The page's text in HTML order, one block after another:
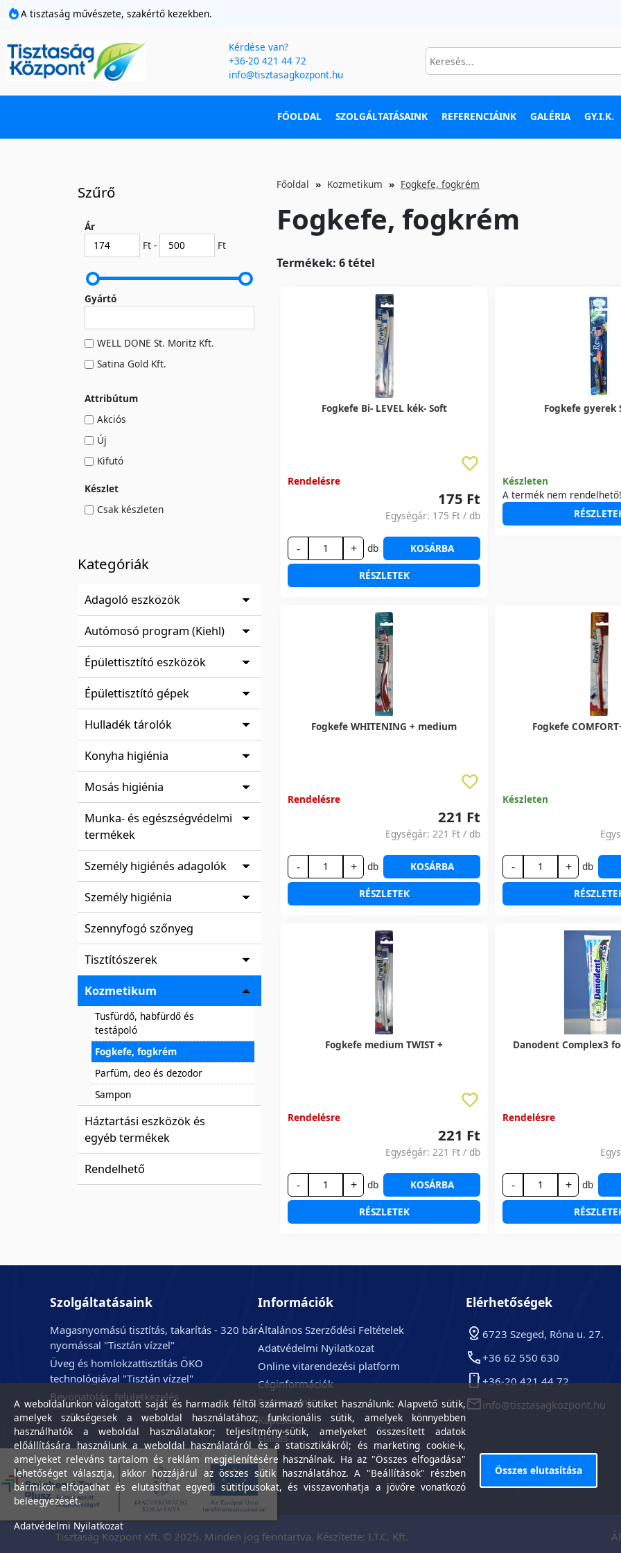
A tisztaság művészete, szakértő kezekben.
Kérdése van?
+36-20 421 44 72
info@tisztasagkozpont.hu
FŐOLDAL SZOLGÁLTATÁSAINK REFERENCIÁINK GALÉRIA GY.I.K.
Szűrő
Ár
Ft -
Ft
Gyártó
WELL DONE St. Moritz Kft.
Satina Gold Kft.
Attribútum
Akciós
Új
Kifutó
Készlet
Csak készleten
Kategóriák
Adagoló eszközök
Autómosó program (Kiehl)
Épülettisztító eszközök
Épülettisztító gépek
Hulladék tárolók
Konyha higiénia
Mosás higiénia
Munka- és egészségvédelmi
termékek
Személy higiénés adagolók
Személy higiénia
Szennyfogó szőnyeg
Tisztítószerek
Kozmetikum
Tusfürdő, habfürdő és
testápoló
Fogkefe, fogkrém
Parfüm, deo és dezodor
Sampon
Háztartási eszközök és
egyéb termékek
Rendelhető
Főoldal Kozmetikum Fogkefe, fogkrém
Fogkefe, fogkrém
Termékek: 6 tétel
Fogkefe Bi- LEVEL kék- Soft
Rendelésre
175 Ft
Egységár: 175 Ft / db
- + db KOSÁRBA
RÉSZLETEK
Fogkefe gyerek
Készleten
A termék nem rendelhető!
Fogkefe WHITENING + medium
Rendelésre
221 Ft
Egységár: 221 Ft / db
- + db KOSÁRBA
RÉSZLETEK
Fogkefe
Készleten
- + db
Fogkefe medium TWIST +
Rendelésre
221 Ft
Egységár: 221 Ft / db
- + db KOSÁRBA
RÉSZLETEK
Danodent Complex3
Rendelésre
- + db
Szolgáltatásaink
Magasnyomású tisztítás, takarítás - 320 bár
nyomással "Tisztán vízzel"
Üveg és homlokzattisztítás ÖKO
technológiával "Tisztán vízzel"
Bevonatolás, felületkezelés
Információk
Általános Szerződési Feltételek
Adatvédelmi Nyilatkozat
Online vitarendezési platform
Céginformációk
Partnereink
Kapcsolat
Elállás
Elérhetőségek
6723 Szeged, Róna u. 27.
+36 62 550 630
+36-20 421 44 72
info@tisztasagkozpont.hu
Tisztaság Központ Kft. © 2025. Minden jog fenntartva. Készítette: I.T.C. Kft.
A weboldalunkon válogatott saját és harmadik féltől származó sütiket használunk: Alapvető sütik,
amelyek szükségesek a weboldal használatához; funkcionális sütik, amelyek könnyebben
használhatók a weboldal használatakor; teljesítmény-sütik, amelyeket összesített adatok
előállítására használunk a weboldal használatáról és a statisztikákról; és marketing cookie-k,
amelyeket releváns tartalom és reklám megjelenítésére használnak. Ha az "Összes elfogadása"
lehetőséget választja, akkor hozzájárul az összes sütik használatához. A "Beállítások" részben
bármikor elfogadhat és elutasíthat egyedi sütitípusokat, és visszavonhatja a jövőre vonatkozó
beleegyezését.
Adatvédelmi Nyilatkozat
Összes elutasítása